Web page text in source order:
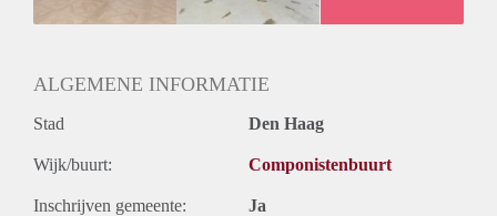
ALGEMENE INFORMATIE
Stad Den Haag
Wijk/buurt: Componistenbuurt
Inschrijven gemeente: Ja